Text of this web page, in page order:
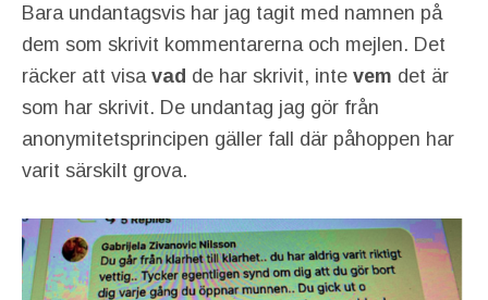
Bara undantagsvis har jag tagit med namnen på
dem som skrivit kommentarerna och mejlen. Det
räcker att visa vad de har skrivit, inte vem det är
som har skrivit. De undantag jag gör från
anonymitetsprincipen gäller fall där påhoppen har
varit särskilt grova.